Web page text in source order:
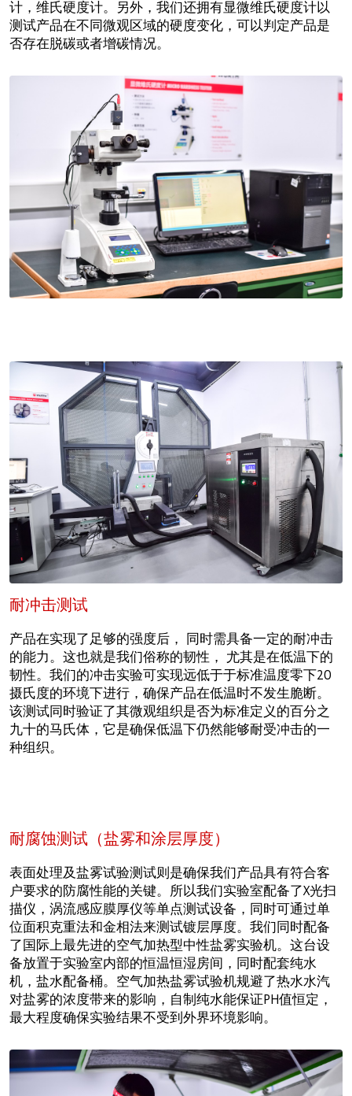
计，维氏硬度计。另外，我们还拥有显微维氏硬度计以
测试产品在不同微观区域的硬度变化，可以判定产品是
否存在脱碳或者增碳情况。
耐冲击测试
产品在实现了足够的强度后， 同时需具备一定的耐冲击
的能力。这也就是我们俗称的韧性， 尤其是在低温下的
韧性。我们的冲击实验可实现远低于于标准温度零下20
摄氏度的环境下进行，确保产品在低温时不发生脆断。
该测试同时验证了其微观组织是否为标准定义的百分之
九十的马氏体，它是确保低温下仍然能够耐受冲击的一
种组织。
耐腐蚀测试（盐雾和涂层厚度）
表面处理及盐雾试验测试则是确保我们产品具有符合客
户要求的防腐性能的关键。所以我们实验室配备了X光扫
描仪，涡流感应膜厚仪等单点测试设备，同时可通过单
位面积克重法和金相法来测试镀层厚度。我们同时配备
了国际上最先进的空气加热型中性盐雾实验机。这台设
备放置于实验室内部的恒温恒湿房间，同时配套纯水
机，盐水配备桶。空气加热盐雾试验机规避了热水水汽
对盐雾的浓度带来的影响，自制纯水能保证PH值恒定，
最大程度确保实验结果不受到外界环境影响。